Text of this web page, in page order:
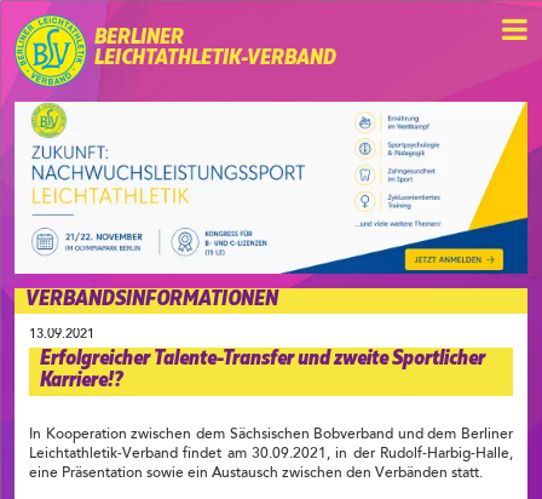
BERLINER
LEICHTATHLETIK-VERBAND
VERBANDSINFORMATIONEN
13.09.2021
Erfolgreicher Talente-Transfer und zweite Sportlicher
Karriere!?
In Kooperation zwischen dem Sächsischen Bobverband und dem Berliner
Leichtathletik-Verband findet am 30.09.2021, in der Rudolf-Harbig-Halle,
eine Präsentation sowie ein Austausch zwischen den Verbänden statt.